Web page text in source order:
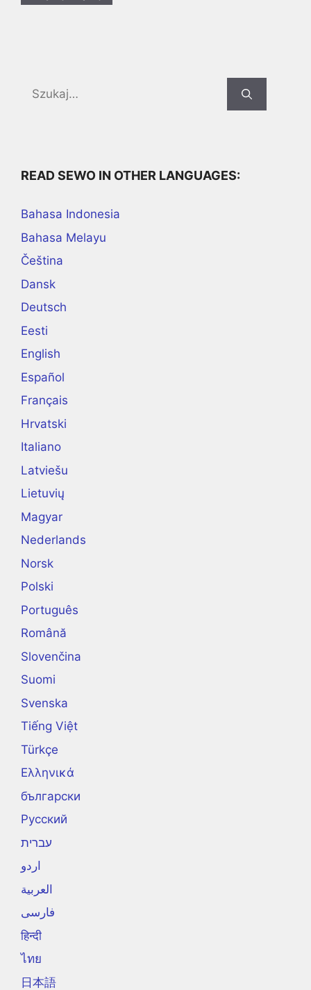
Search
READ SEWO IN OTHER LANGUAGES:
Bahasa Indonesia
Bahasa Melayu
Čeština
Dansk
Deutsch
Eesti
English
Español
Français
Hrvatski
Italiano
Latviešu
Lietuvių
Magyar
Nederlands
Norsk
Polski
Português
Română
Slovenčina
Suomi
Svenska
Tiếng Việt
Türkçe
Ελληνικά
български
Русский
עברית
اردو
العربية
فارسی
हिन्दी
ไทย
日本語